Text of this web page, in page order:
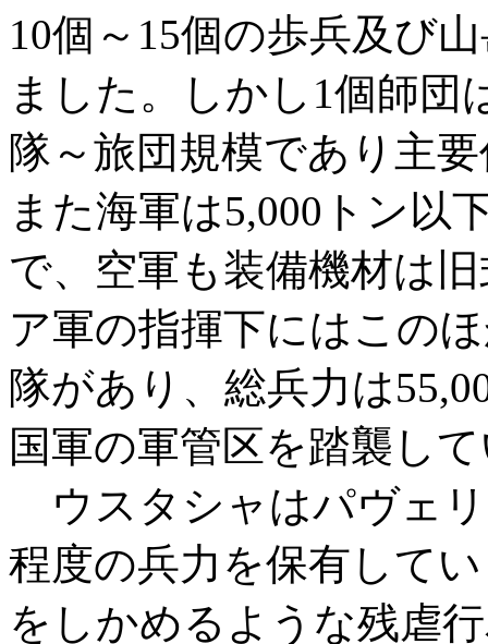
10個～15個の歩兵及び
ました。しかし1個師団
隊～旅団規模であり主
また海軍は5,000トン以
で、空軍も装備機材は
ア軍の指揮下にはこの
隊があり、総兵力は
国軍の軍管区を踏襲し
ウスタシャはパヴェ
程度の兵力を保有して
をしかめるような残虐